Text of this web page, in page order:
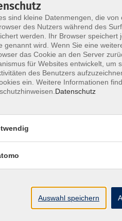
sind kleine Datenmengen, die
des Nutzers während des
werden. Ihr Browser speichert
genannt wird. Wenn Sie eine
das Cookie an den Server
für Websites entwickelt, um
des Benutzers
ein. Weitere Informationen
Datenschutz
Auswahl speichern